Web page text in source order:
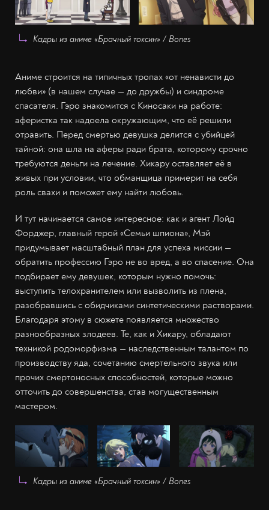
Кадры из аниме «Брачный токсин» / Bones
Аниме строится на типичных тропах «от ненависти до
любви» (в нашем случае — до дружбы) и синдроме
спасателя. Гэро знакомится с Киносаки на работе:
аферистка так надоела окружающим, что её решили
отравить. Перед смертью девушка делится с убийцей
тайной: она шла на аферы ради брата, которому срочно
требуются деньги на лечение. Хикару оставляет её в
живых при условии, что обманщица примерит на себя
роль свахи и поможет ему найти любовь.
И тут начинается самое интересное: как и агент Лойд
Форджер, главный герой «Семьи шпиона», Мэй
придумывает масштабный план для успеха миссии —
обратить профессию Гэро не во вред, а во спасение. Она
подбирает ему девушек, которым нужно помочь:
выступить телохранителем или вызволить из плена,
разобравшись с обидчиками синтетическими растворами.
Благодаря этому в сюжете появляется множество
разнообразных злодеев. Те, как и Хикару, обладают
техникой родоморфизма — наследственным талантом по
производству яда, сочетанию смертельного звука или
прочих смертоносных способностей, которые можно
отточить до совершенства, став могущественным
мастером.
Кадры из аниме «Брачный токсин» / Bones